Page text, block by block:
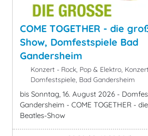
COME TOGETHER - die
Show, Domfestspiele Bad
Gandersheim
Konzert - Rock, Pop & Elektro,
Domfestspiele, Bad Gandersheim
bis Sonntag, 16. August 2026 -
Gandersheim - COME TOGETHER -
Beatles-Show